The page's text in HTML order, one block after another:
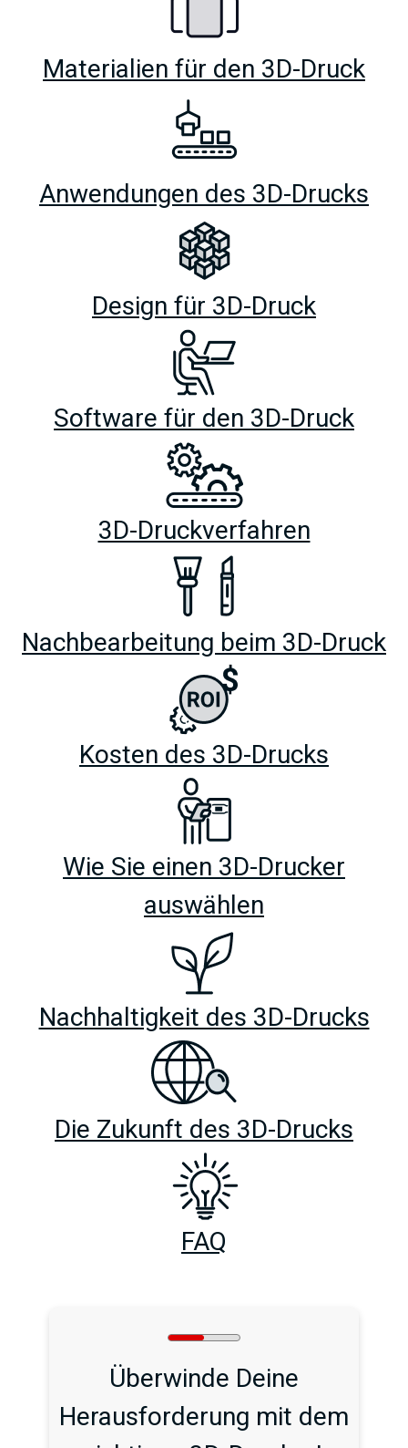
Materialien für den 3D-Druck
Anwendungen des 3D-Drucks
Design für 3D-Druck
Software für den 3D-Druck
3D-Druckverfahren
Nachbearbeitung beim 3D-Druck
Kosten des 3D-Drucks
Wie Sie einen 3D-Drucker
auswählen
Nachhaltigkeit des 3D-Drucks
Die Zukunft des 3D-Drucks
FAQ
Überwinde Deine
Herausforderung mit dem